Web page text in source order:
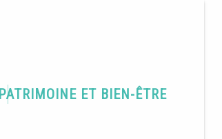
PATRIMOINE ET BIEN-ÊTRE